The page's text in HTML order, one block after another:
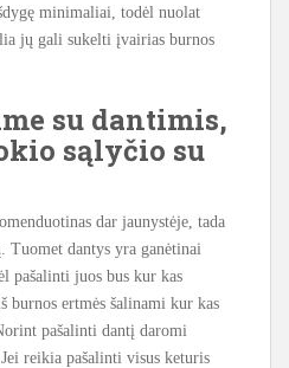
minimaliai, todėl nuolat
jų gali sukelti įvairias burnos
su dantimis,
sąlyčio su
dar jaunystėje, tada
Tuomet dantys yra ganėtinai
pašalinti juos bus kur kas
burnos ertmės šalinami kur kas
pašalinti dantį daromi
reikia pašalinti visus keturis